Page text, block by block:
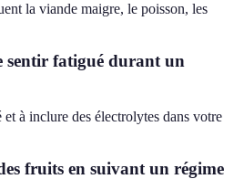
la viande maigre, le poisson, les
sentir fatigué durant un
à inclure des électrolytes dans votre
fruits en suivant un régime